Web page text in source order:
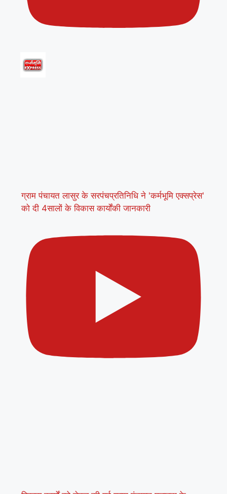
ग्राम पंचायत लासुर के सरपंचप्रतिनिधि ने 'कर्मभूमि एक्सप्रेस'
को दी 4सालों के विकास कार्योंकी जानकारी